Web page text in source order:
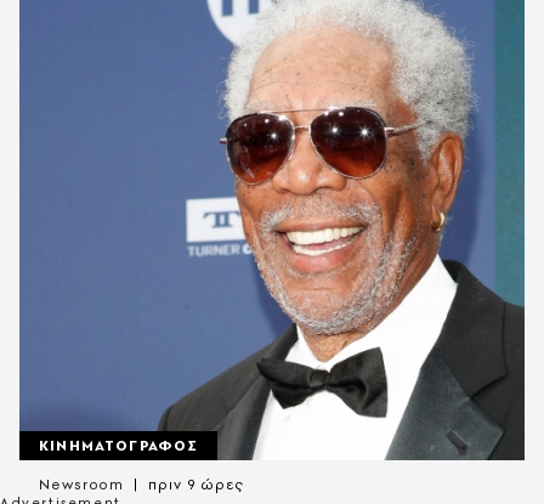
ΚΙΝΗΜΑΤΟΓΡΑΦΟΣ
Newsroom πριν 9 ώρες